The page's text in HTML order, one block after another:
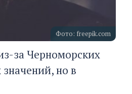
Фото: freepik.com
за Черноморских
но в